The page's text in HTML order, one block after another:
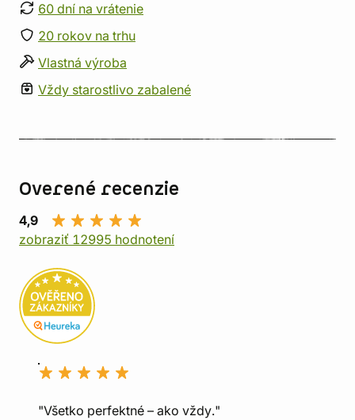
60 dní na vrátenie
20 rokov na trhu
Vlastná výroba
Vždy starostlivo zabalené
Overené recenzie
4,9
zobraziť 12995 hodnotení
"Všetko perfektné – ako vždy."